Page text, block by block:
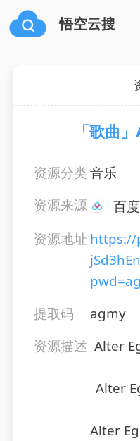
悟空云搜
「歌曲
资源分类音乐
资源来源
百
资源地址 https://
提取码
agmy
资源描述 Alter
Alter
Alter